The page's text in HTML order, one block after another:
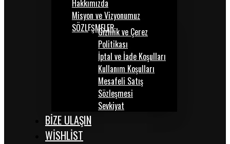
Hakkımızda
Misyon ve Vizyonumuz
SÖZLEŞMELERGizlilik ve Çerez
Politikası
İptal ve İade Koşulları
Kullanım Koşulları
Mesafeli Satış
Sözleşmesi
Sevkiyat
BİZE ULAŞIN
WISHLIST